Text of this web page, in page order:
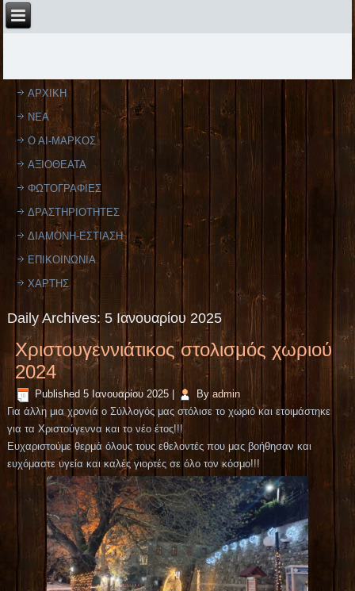
ΑΡΧΙΚΗ
ΝΕΑ
Ο ΑΙ-ΜΑΡΚΟΣ
ΑΞΙΟΘΕΑΤΑ
ΦΩΤΟΓΡΑΦΙΕΣ
ΔΡΑΣΤΗΡΙΟΤΗΤΕΣ
ΔΙΑΜΟΝΗ-ΕΣΤΙΑΣΗ
ΕΠΙΚΟΙΝΩΝΙΑ
ΧΑΡΤΗΣ
Daily Archives:5 Ιανουαρίου 2025
Χριστουγεννιάτικος στολισμός χωριού
2024
Published 5 Ιανουαρίου 2025 By admin
Για άλλη μια χρονιά ο Σύλλογός μας στόλισε το χωριό και ετοιμάστηκε
για τα Χριστούγεννα και το νέο έτος!!!
Ευχαριστούμε θερμά όλους τους εθελοντές που μας βοήθησαν και
ευχόμαστε υγεία και καλές γιορτές σε όλο τον κόσμο!!!